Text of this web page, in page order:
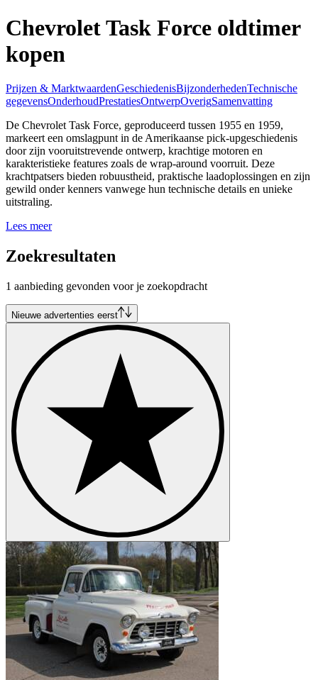
Chevrolet Task Force oldtimer
kopen
Prijzen & MarktwaardenGeschiedenisBijzonderhedenTechnische
gegevensOnderhoudPrestatiesOntwerpOverigSamenvatting
De Chevrolet Task Force, geproduceerd tussen 1955 en 1959,
markeert een omslagpunt in de Amerikaanse pick-upgeschiedenis
door zijn vooruitstrevende ontwerp, krachtige motoren en
karakteristieke features zoals de wrap-around voorruit. Deze
krachtpatsers bieden robuustheid, praktische laadoplossingen en zijn
gewild onder kenners vanwege hun technische details en unieke
uitstraling.
Lees meer
Zoekresultaten
1 aanbieding gevonden voor je zoekopdracht
Nieuwe advertenties eerst